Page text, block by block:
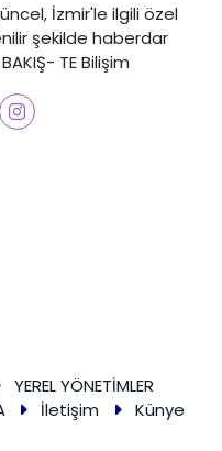
İzmir'le ilgili özel
şekilde haberdar
TE Bilişim
YEREL YÖNETİMLER
İletişim
Künye